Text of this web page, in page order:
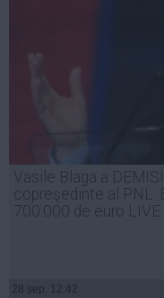
Vasile Blaga a
copreşedinte al PNL.
700.000 de euro LIVE
28 sep, 12:42